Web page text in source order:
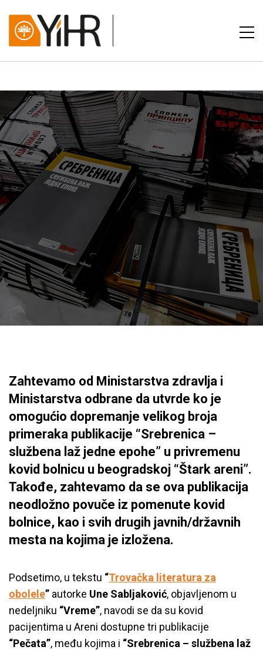
Zahtevamo od Ministarstva zdravlja i
Ministarstva odbrane da utvrde ko je
omogućio dopremanje velikog broja
primeraka publikacije “Srebrenica –
službena laž jedne epohe” u privremenu
kovid bolnicu u beogradskoj “Štark areni”.
Takođe, zahtevamo da se ova publikacija
neodložno povuče iz pomenute kovid
bolnice, kao i svih drugih javnih/državnih
mesta na kojima je izložena.
Podsetimo, u tekstu “Trovačka literatura za
obolele” autorke Une Sabljaković, objavljenom u
nedeljniku “Vreme”, navodi se da su kovid
pacijentima u Areni dostupne tri publikacije
“Pečata”, među kojima i “Srebrenica – službena laž